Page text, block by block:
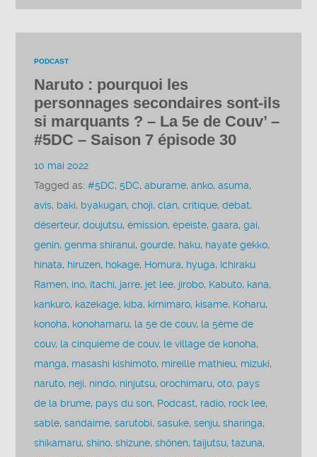
PODCAST
Naruto : pourquoi les
personnages secondaires sont-ils
si marquants ? – La 5e de Couv’ –
#5DC – Saison 7 épisode 30
10 mai 2022
Tagged as:#5DC,5DC,aburame,anko,asuma,
avis, baki, byakugan,choji,clan,critique,débat,
déserteur,doujutsu,émission,épeiste,gaara,gai,
genin,genma shiranui,gourde, haku, hayate gekko,
hinata, hiruzen, hokage, Homura, hyuga, Ichiraku
Ramen, ino, itachi, jarre, jet lee, jirobo, Kabuto, kana,
kankuro, kazekage, kiba, kimimaro, kisame, Koharu,
konoha, konohamaru, la 5e de couv, la 5ème de
couv, la cinquième de couv, le village de konoha,
manga, masashi kishimoto, mireille mathieu, mizuki,
naruto, neji, nindo, ninjutsu,orochimaru,oto, pays
de la brume, pays du son, Podcast, radio, rock lee,
sable,sandaime,sarutobi,sasuke,senju,sharinga,
shikamaru,shino,shizune,shônen,taijutsu,tazuna,